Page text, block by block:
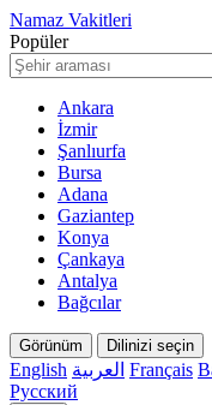
Namaz Vakitleri
Popüler
Ankara
İzmir
Şanlıurfa
Bursa
Adana
Gaziantep
Konya
Çankaya
Antalya
Bağcılar
Görünüm Dilinizi seçin
English العربية Français
Русский